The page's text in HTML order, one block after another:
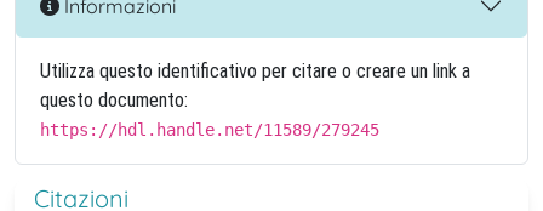
Informazioni
Utilizza questo identificativo per citare o creare un link a
questo documento:
https://hdl.handle.net/11589/279245
Citazioni